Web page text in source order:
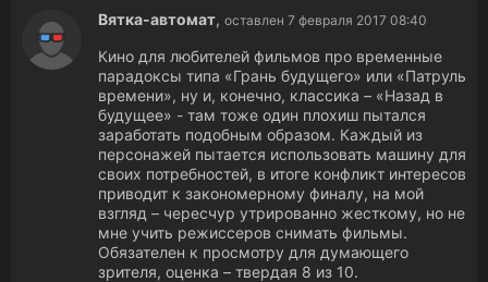
Вятка-автомат, оставлен 7 февраля 2017 08:40
Кино для любителей фильмов про временные
парадоксы типа «Грань будущего» или «Патруль
времени», ну и, конечно, классика – «Назад в
будущее» - там тоже один плохиш пытался
заработать подобным образом. Каждый из
персонажей пытается использовать машину для
своих потребностей, в итоге конфликт интересов
приводит к закономерному финалу, на мой
взгляд – чересчур утрированно жесткому, но не
мне учить режиссеров снимать фильмы.
Обязателен к просмотру для думающего
зрителя, оценка – твердая 8 из 10.